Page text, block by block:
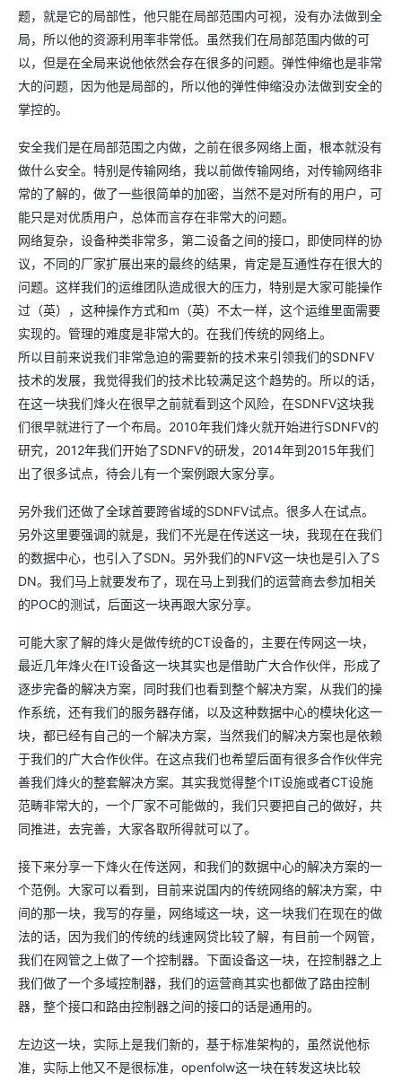
题，就是它的局部性，他只能在局部范围内可视，没有办法做到全
局，所以他的资源利用率非常低。虽然我们在局部范围内做的可
以，但是在全局来说他依然会存在很多的问题。弹性伸缩也是非常
大的问题，因为他是局部的，所以他的弹性伸缩没办法做到安全的
掌控的。
安全我们是在局部范围之内做，之前在很多网络上面，根本就没有
做什么安全。特别是传输网络，我以前做传输网络，对传输网络非
常的了解的，做了一些很简单的加密，当然不是对所有的用户，可
能只是对优质用户，总体而言存在非常大的问题。
网络复杂，设备种类非常多，第二设备之间的接口，即使同样的协
议，不同的厂家扩展出来的最终的结果，肯定是互通性存在很大的
问题。这样我们的运维团队造成很大的压力，特别是大家可能操作
过（英），这种操作方式和m（英）不太一样，这个运维里面需要
实现的。管理的难度是非常大的。在我们传统的网络上。
所以目前来说我们非常急迫的需要新的技术来引领我们的SDNFV
技术的发展，我觉得我们的技术比较满足这个趋势的。所以的话，
在这一块我们烽火在很早之前就看到这个风险，在SDNFV这块我
们很早就进行了一个布局。2010年我们烽火就开始进行SDNFV的
研究，2012年我们开始了SDNFV的研发，2014年到2015年我们
出了很多试点，待会儿有一个案例跟大家分享。
另外我们还做了全球首要跨省域的SDNFV试点。很多人在试点。
另外这里要强调的就是，我们不光是在传送这一块，我现在在我们
的数据中心，也引入了SDN。另外我们的NFV这一块也是引入了S
DN。我们马上就要发布了，现在马上到我们的运营商去参加相关
的POC的测试，后面这一块再跟大家分享。
可能大家了解的烽火是做传统的CT设备的，主要在传网这一块，
最近几年烽火在IT设备这一块其实也是借助广大合作伙伴，形成了
逐步完备的解决方案，同时我们也看到整个解决方案，从我们的操
作系统，还有我们的服务器存储，以及这种数据中心的模块化这一
块，都已经有自己的一个解决方案，当然我们的解决方案也是依赖
于我们的广大合作伙伴。在这点我们也希望后面有很多合作伙伴完
善我们烽火的整套解决方案。其实我觉得整个IT设施或者CT设施
范畴非常大的，一个厂家不可能做的，我们只要把自己的做好，共
同推进，去完善，大家各取所得就可以了。
接下来分享一下烽火在传送网，和我们的数据中心的解决方案的一
个范例。大家可以看到，目前来说国内的传统网络的解决方案，中
间的那一块，我写的存量，网络域这一块，这一块我们在现在的做
法的话，因为我们的传统的线速网贷比较了解，有目前一个网管，
我们在网管之上做了一个控制器。下面设备这一块，在控制器之上
我们做了一个多域控制器，我们的运营商其实也都做了路由控制
器，整个接口和路由控制器之间的接口的话是通用的。
左边这一块，实际上是我们新的，基于标准架构的，虽然说他标
准，实际上他又不是很标准，openfolw这一块在转发这块比较